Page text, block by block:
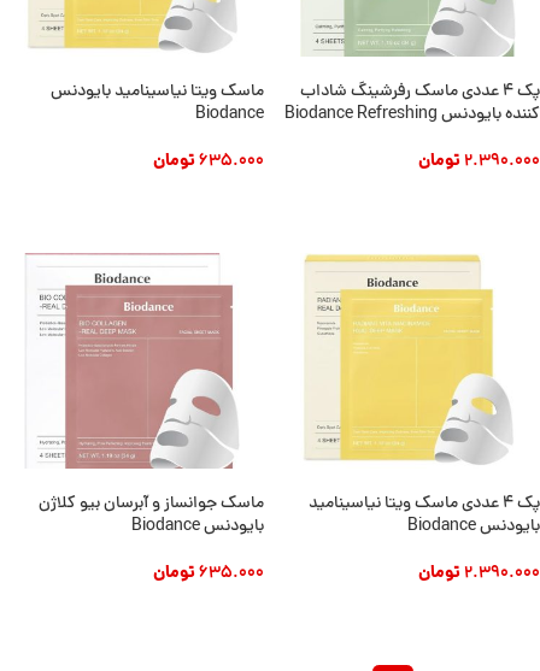
پک 4 عددی ماسک رفرشینگ شاداب
کننده بایودنس Biodance Refreshing
2.390.000تومان
ماسک ویتا نیاسینامید بایودنس
Biodance
635.000تومان
پک ۴ عددی ماسک ویتا نیاسینامید
بایودنس Biodance
2.390.000تومان
ماسک جوانساز و آبرسان بیو کلاژن
بایودنس Biodance
635.000تومان